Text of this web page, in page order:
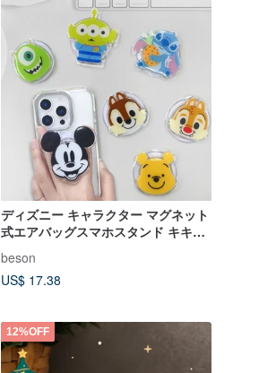
ディズニー キャラクター マグネット
式エアバッグスマホスタンド キキ＆
の怪物
beson
US$ 17.38
12%OFF